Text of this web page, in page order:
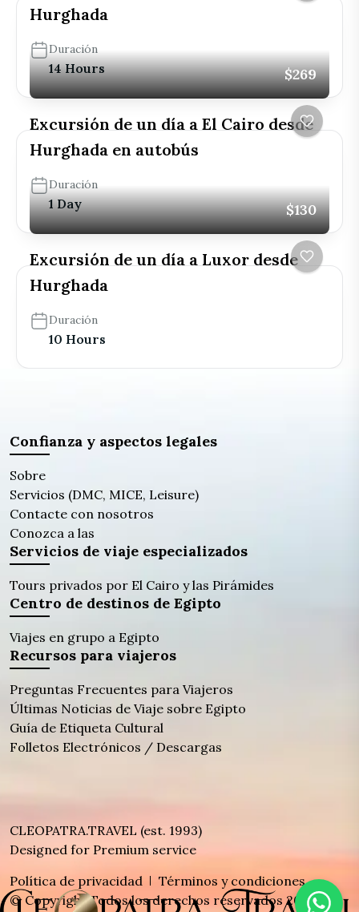
Hurghada
Duración
14 Hours $269
Excursión de un día a El Cairo desde
Hurghada en autobús
Duración
1 Day $130
Excursión de un día a Luxor desde
Hurghada
Duración
10 Hours
Confianza y aspectos legales
Sobre
Servicios (DMC, MICE, Leisure)
Contacte con nosotros
Conozca a las
Servicios de viaje especializados
Tours privados por El Cairo y las Pirámides
Centro de destinos de Egipto
Viajes en grupo a Egipto
Recursos para viajeros
Preguntas Frecuentes para Viajeros
Últimas Noticias de Viaje sobre Egipto
Guía de Etiqueta Cultural
Folletos Electrónicos / Descargas
CLEOPATRA.TRAVEL (est. 1993)
Designed for Premium service
Política de privacidad
Términos y condiciones
© Copyright Todos los derechos reservados 2026